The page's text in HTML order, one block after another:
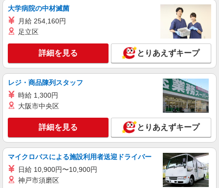
キープ 詳細を見る
アルバイト
コンパスグループ・ジャパン株式会社 39498_p
調理師【アルバイト・パート】
時給1,600円以上 試用期間中 時給1,600円以上
(試用期間2ヶ月) 残業が発生した場合、残業代を1
分単位で別途支給します。
グランダ練馬 （東京都練馬区豊玉南2-27-
詳細を見る
コンパスグループ・ジャパン株式会社 39416_p
調理師【アルバイト・パート】
時給1,700円以上 試用期間中 時給1,700円以上
大学病院の中材滅菌
月給 254,160円
足立区
詳細を見る とりあえずキープ
レジ・商品陳列スタッフ
時給 1,300円
大阪市中央区
詳細を見る とりあえずキープ
マイクロバスによる施設利用者送迎ドライバー
日給 10,900円〜10,900円
神戸市須磨区